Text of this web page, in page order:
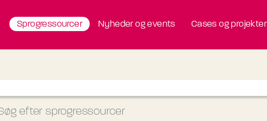
Sprogressourcer Nyheder og events Cases og projekter